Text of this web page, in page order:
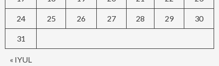
« IYUL
24 25 26 27 28 29 30
31